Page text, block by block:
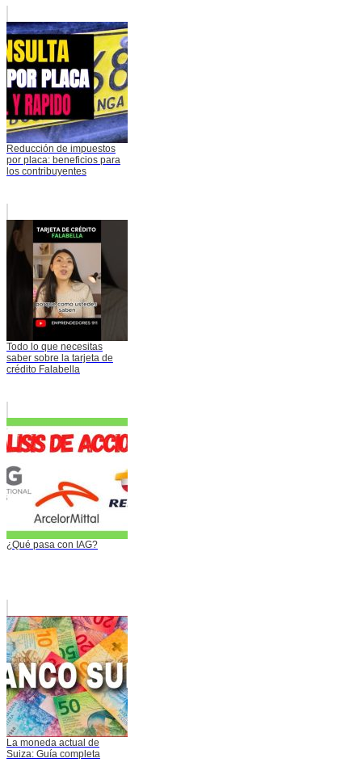
Reducción de impuestos
por placa: beneficios para
los contribuyentes
Todo lo que necesitas
saber sobre la tarjeta de
crédito Falabella
¿Qué pasa con IAG?
La moneda actual de
Suiza: Guía completa